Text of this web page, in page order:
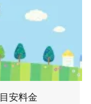
目安料金